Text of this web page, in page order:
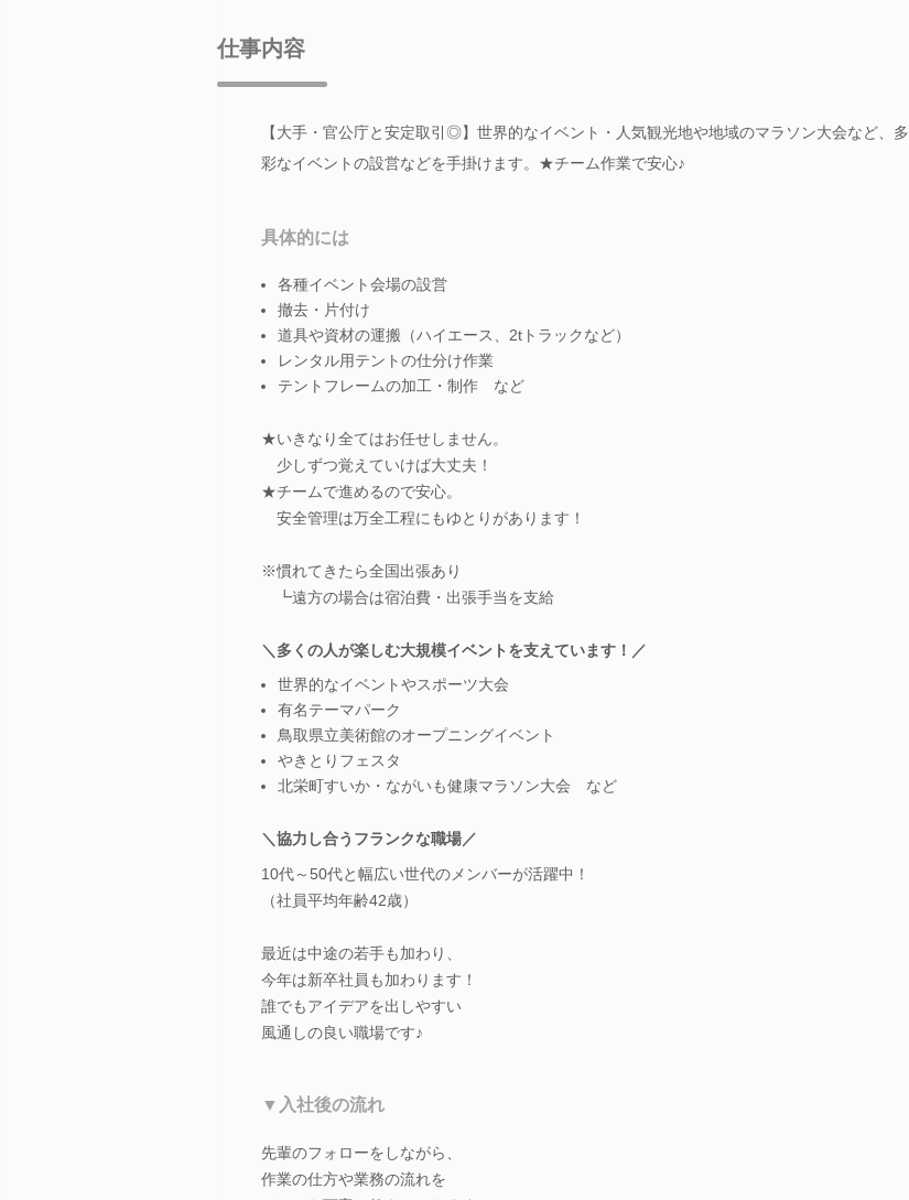
仕事内容
【大手・官公庁と安定取引◎】世界的なイベント・人気観光地や地域のマラソン大会など、多
彩なイベントの設営などを手掛けます。★チーム作業で安心♪
具体的には
各種イベント会場の設営
撤去・片付け
道具や資材の運搬（ハイエース、2tトラックなど）
レンタル用テントの仕分け作業
テントフレームの加工・制作 など
★いきなり全てはお任せしません。
少しずつ覚えていけば大丈夫！
★チームで進めるので安心。
安全管理は万全工程にもゆとりがあります！
※慣れてきたら全国出張あり
┗遠方の場合は宿泊費・出張手当を支給
＼多くの人が楽しむ大規模イベントを支えています！／
世界的なイベントやスポーツ大会
有名テーマパーク
鳥取県立美術館のオープニングイベント
やきとりフェスタ
北栄町すいか・ながいも健康マラソン大会 など
＼協力し合うフランクな職場／
10代～50代と幅広い世代のメンバーが活躍中！
（社員平均年齢42歳）
最近は中途の若手も加わり、
今年は新卒社員も加わります！
誰でもアイデアを出しやすい
風通しの良い職場です♪
▼入社後の流れ
先輩のフォローをしながら、
作業の仕方や業務の流れを